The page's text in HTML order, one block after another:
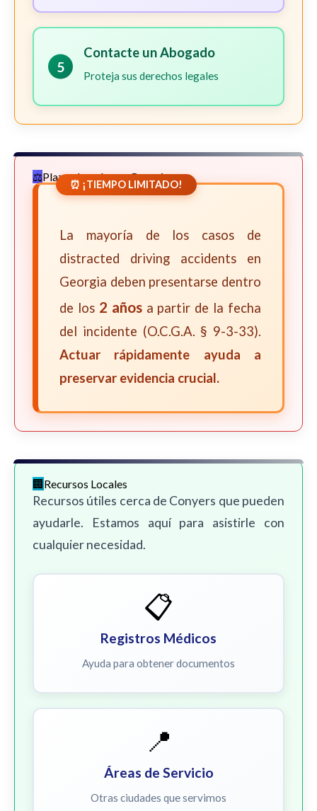
5
Contacte un Abogado
Proteja sus derechos legales
Plazos Legales en Georgia
⏰ ¡TIEMPO LIMITADO!
La mayoría de los casos de
distracted driving accidents en
Georgia deben presentarse dentro
de los 2 añosa partir de la fecha
del incidente (O.C.G.A. § 9-3-33).
Actuar rápidamente ayuda a
preservar evidencia crucial.
Recursos Locales
Recursos útiles cerca de Conyers que pueden
ayudarle. Estamos aquí para asistirle con
cualquier necesidad.
📋
Registros Médicos
Ayuda para obtener documentos
📍
Áreas de Servicio
Otras ciudades que servimos